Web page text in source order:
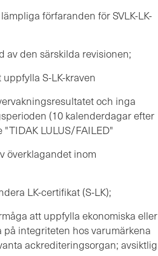
förfaranden för SVLK-LK-
av den särskilda revisionen;
S-LK-kraven
och inga
(10 kalenderdagar efter
LULUS/FAILED"
överklagandet inom
LK-certifikat (S-LK);
att uppfylla ekonomiska eller
integriteten hos varumärkena
ackrediteringsorgan; avsiktlig